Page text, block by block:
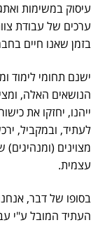
עיסוק במשימות
ערכים של עבודת
בזמן שאנו חיים
ישנם תחומי לימוד
הנושאים האלה,
לעתיד, ובמקביל,
מצוינים
עצמית.
בסופו של דבר,
העתיד המובל ע"י